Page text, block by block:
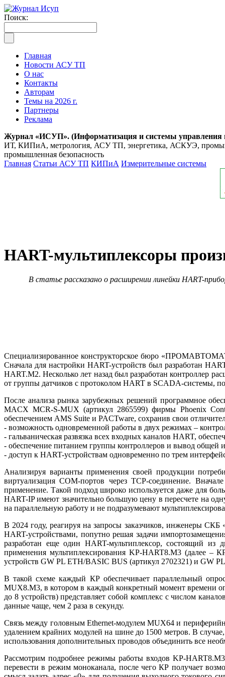
Поиск:
Главная
Новости АСУ ТП
О нас
Контакты
Авторам
Темы на 2026 г.
Партнеры
Реклама
Журнал «ИСУП». (Информатизация и системы
ИТ, КИПиА, метрология, АСУ ТП, энергетика, АСКУЭ,
промышленная безопасность
Главная Статьи АСУ ТП КИПиА Измерительные системы
HART-мультиплексоры
В статье рассказано о расширении линейки HART-
Специализированное конструкторское бю­ро
Сначала для настройки HART-устройств был разработан
HART.М2. Несколько лет назад был разработан контроллер
от группы датчиков с протоколом HART в SCADA-системы,
После анализа рынка зарубежных решений программное
MACX MCR-S‑MUX (артикул 2865599) фирмы Phoenix
обеспечением AMS Suite и PACTware, сохранив свои
- возможность одновременной работы в двух режимах –
- гальваническая развязка всех входных каналов HART,
- обеспечение питанием группы контроллеров и вывод общей
- доступ к HART-устройствам одновременно по трем
Анализируя варианты применения своей продукции
виртуализация COM-портов через TCP-соединение.
применение. Такой подход широко используется да­же для
HART-IP имеют значительно большую це­ну в пересчете на
на параллельную работу и не подразумевают
В 2024 году, реагируя на запросы заказчиков, инженеры
HART-устройствами, попутно решая задачи
разработан еще один HART-мультиплексор, состоящий
применения мультиплексирования KP-HART8.M3 (далее –
устройств GW PL ETH/BASIC BUS (артикул 2702321) и GW
В такой схеме каждый КР обеспечивает параллельный
MUX8.М3, в котором в каждый конкретный момент времени
до 8 устройств) представляет собой комплекс с числом
данные чаще, чем 2 ра­за в секунду.
Связь между головным Ethernet-модулем MUX64 и
удалением крайних модулей на ши­не до 1500 метров. В
использования дополнительных проводов объединить все
Рассмотрим подробнее режимы работы входов KP-
перевести в режим моноканала, после че­го КР получает